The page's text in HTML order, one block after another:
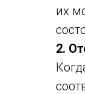
их
2.